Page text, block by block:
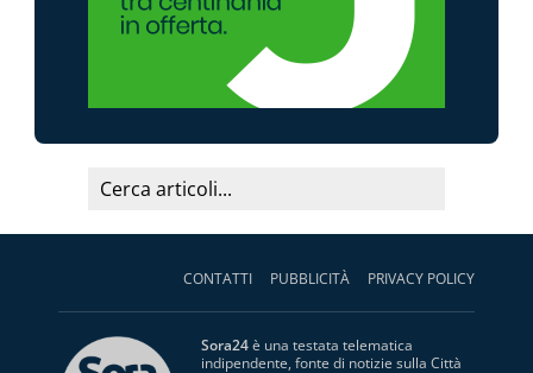
CONTATTI PUBBLICITÀ PRIVACY POLICY
Sora24è una testata telematica
indipendente, fonte di notizie sulla Città